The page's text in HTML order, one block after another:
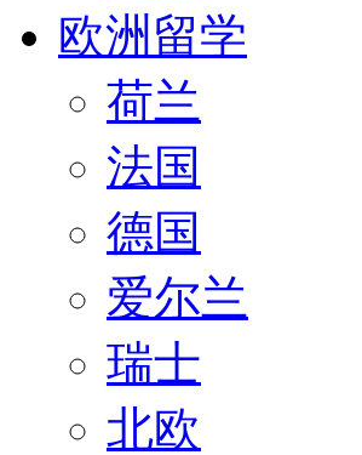
欧洲留学
荷兰
法国
德国
爱尔兰
瑞士
北欧